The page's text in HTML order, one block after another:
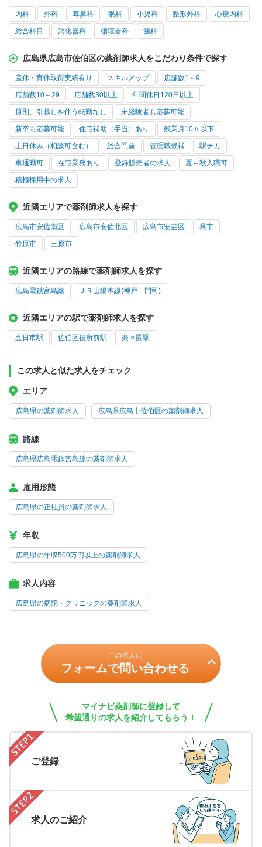
内科 外科 耳鼻科 眼科 小児科 整形外科 心療内科
総合科目 消化器科 循環器科 歯科
広島県広島市佐伯区の薬剤師求人をこだわり条件で探す
産休・育休取得実績有り スキルアップ 店舗数1～9
店舗数10～29 店舗数30以上 年間休日120日以上
原則、引越しを伴う転勤なし 未経験者も応募可能
新卒も応募可能 住宅補助（手当）あり 残業月10ｈ以下
土日休み（相談可含む） 総合門前 管理職候補 駅チカ
車通勤可 在宅業務あり 登録販売者の求人 夏～秋入職可
積極採用中の求人
近隣エリアで薬剤師求人を探す
広島市安佐南区 広島市安佐北区 広島市安芸区 呉市
竹原市 三原市
近隣エリアの路線で薬剤師求人を探す
広島電鉄宮島線 ＪＲ山陽本線(神戸－門司)
近隣エリアの駅で薬剤師求人を探す
五日市駅 佐伯区役所前駅 楽々園駅
この求人と似た求人をチェック
エリア
広島県の薬剤師求人 広島県広島市佐伯区の薬剤師求人
路線
広島県広島電鉄宮島線の薬剤師求人
雇用形態
広島県の正社員の薬剤師求人
年収
広島県の年収500万円以上の薬剤師求人
求人内容
広島県の病院・クリニックの薬剤師求人
この求人に
フォームで問い合わせる
マイナビ薬剤師に登録して
希望通りの求人を紹介してもらう！
ご登録
求人のご紹介